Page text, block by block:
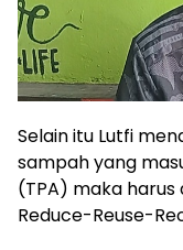
Selain itu Lutfi
sampah yang
(TPA) maka
Reduce-Reuse-